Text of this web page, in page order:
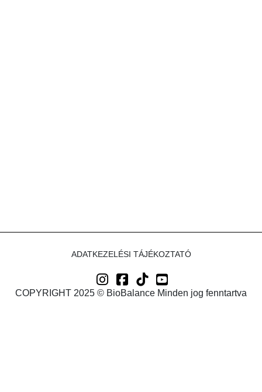
ADATKEZELÉSI TÁJÉKOZTATÓ
COPYRIGHT 2025 © BioBalance Minden jog fenntartva